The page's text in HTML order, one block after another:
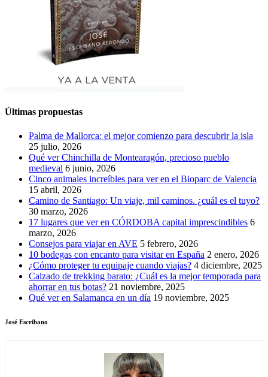
Últimas propuestas
Palma de Mallorca: el mejor comienzo para descubrir la isla
25 julio, 2026
Qué ver Chinchilla de Montearagón, precioso pueblo
medieval 6 junio, 2026
Cinco animales increíbles para ver en el Bioparc de Valencia
15 abril, 2026
Camino de Santiago: Un viaje, mil caminos. ¿cuál es el tuyo?
30 marzo, 2026
17 lugares que ver en CÓRDOBA capital imprescindibles 6
marzo, 2026
Consejos para viajar en AVE 5 febrero, 2026
10 bodegas con encanto para visitar en España 2 enero, 2026
¿Cómo proteger tu equipaje cuando viajas? 4 diciembre, 2025
Calzado de trekking barato: ¿Cuál es la mejor temporada para
ahorrar en tus botas? 21 noviembre, 2025
Qué ver en Salamanca en un día 19 noviembre, 2025
José Escribano